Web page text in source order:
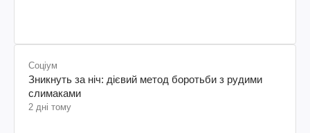
Соціум
Зникнуть за ніч: дієвий метод боротьби з рудими
слимаками
2 дні тому